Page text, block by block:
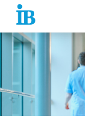
Springe zum Inhalt